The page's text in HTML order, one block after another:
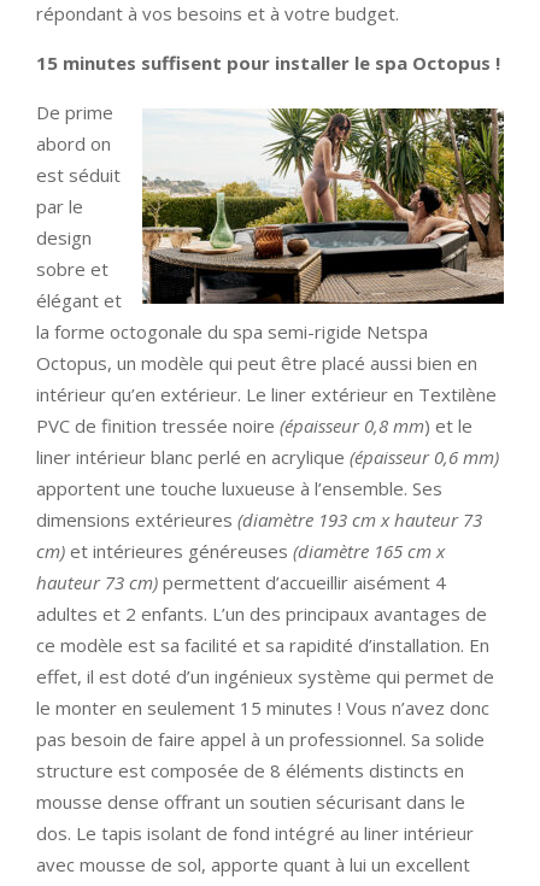
répondant à vos besoins et à votre budget.
15 minutes suffisent pour installer le spa Octopus !
De prime
abord on
est séduit
par le
design
sobre et
élégant et
la forme octogonale du spa semi-rigide Netspa
Octopus, un modèle qui peut être placé aussi bien en
intérieur qu’en extérieur. Le liner extérieur en Textilène
PVC de finition tressée noire (épaisseur 0,8 mm) et le
liner intérieur blanc perlé en acrylique (épaisseur 0,6 mm)
apportent une touche luxueuse à l’ensemble. Ses
dimensions extérieures (diamètre 193 cm x hauteur 73
cm) et intérieures généreuses (diamètre 165 cm x
hauteur 73 cm) permettent d’accueillir aisément 4
adultes et 2 enfants. L’un des principaux avantages de
ce modèle est sa facilité et sa rapidité d’installation. En
effet, il est doté d’un ingénieux système qui permet de
le monter en seulement 15 minutes ! Vous n’avez donc
pas besoin de faire appel à un professionnel. Sa solide
structure est composée de 8 éléments distincts en
mousse dense offrant un soutien sécurisant dans le
dos. Le tapis isolant de fond intégré au liner intérieur
avec mousse de sol, apporte quant à lui un excellent